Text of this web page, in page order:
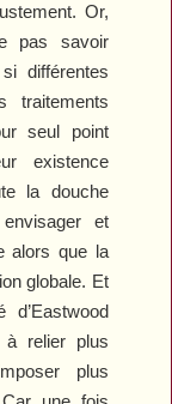
Or,
pas savoir
différentes
traitements
seul point
existence
la douche
et
alors que la
globale. Et
relier plus
plus